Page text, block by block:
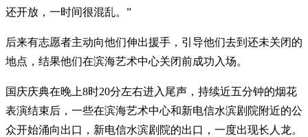
还开放，一时间很混乱。”
后来有志愿者主动向他们伸出援手，引导他们去到还未关闭的
地点，结果他们在滨海艺术中心关闭前成功入场。
国庆庆典在晚上8时20分左右进入尾声，持续近五分钟的烟花
表演结束后，一些在滨海艺术中心和新电信水滨剧院附近的公
众开始涌向出口，新电信水滨剧院的出口，一度出现长人龙。